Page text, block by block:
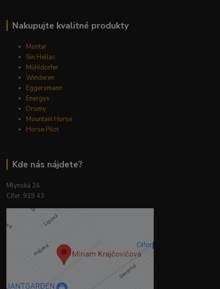
Nakupujte kvalitné produkty
Montar
Sin Hellas
Mühldorfer
Winderen
Eggersmann
Energys
Dromy
Mountain Horse
Horse Pilot
Kde nás nájdete?
Mlynská 24
Cífer, 919 43